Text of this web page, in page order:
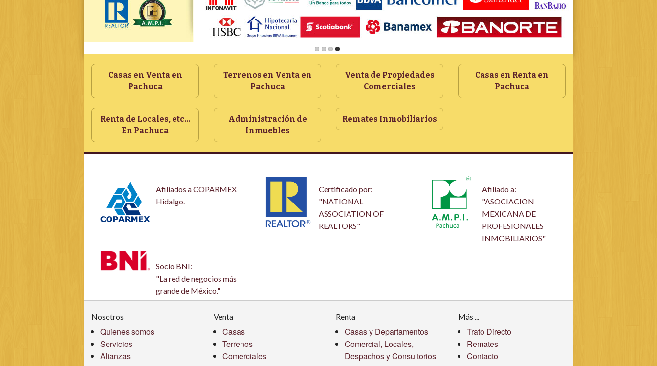
Casas en Venta en
Pachuca
Terrenos en Venta en
Pachuca
Venta de Propiedades
Comerciales
Casas en Renta en
Pachuca
Renta de Locales, etc...
En Pachuca
Administración de
Inmuebles
Remates Inmobiliarios
Afiliados a COPARMEX
Hidalgo.
Certificado por:
"NATIONAL
ASSOCIATION OF
REALTORS"
Afiliado a:
"ASOCIACION
MEXICANA DE
PROFESIONALES
INMOBILIARIOS"
Socio BNI:
"La red de negocios más
grande de México."
Nosotros
Quienes somos
Servicios
Alianzas
Venta
Casas
Terrenos
Comerciales
Renta
Casas y Departamentos
Comercial, Locales,
Despachos y Consultorios
Más ...
Trato Directo
Remates
Contacto